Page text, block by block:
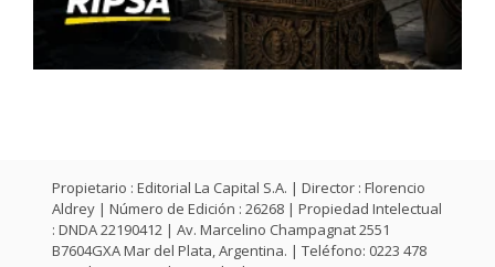
Propietario : Editorial La Capital S.A. | Director : Florencio
Aldrey | Número de Edición : 26268 | Propiedad Intelectual
: DNDA 22190412 | Av. Marcelino Champagnat 2551
B7604GXA Mar del Plata, Argentina. | Teléfono: 0223 478